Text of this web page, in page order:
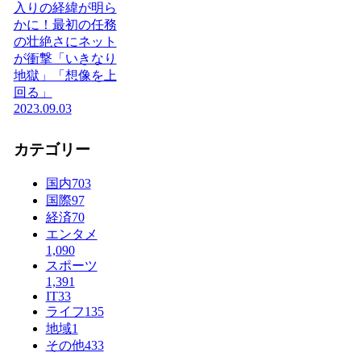
入りの経緯が明ら
かに！最初の任務
の壮絶さにネット
が衝撃「いきなり
地獄」「想像を上
回る」
2023.09.03
カテゴリー
国内703
国際97
経済70
エンタメ
1,090
スポーツ
1,391
IT33
ライフ135
地域1
その他433